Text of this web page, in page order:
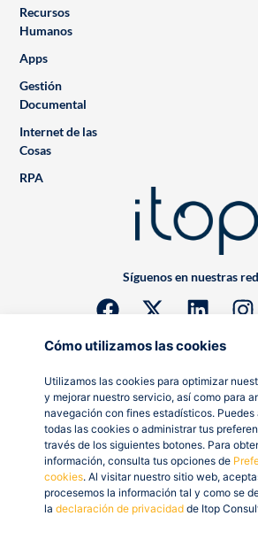
Cómo utilizamos las cookies
Utilizamos las cookies para optimizar
y mejorar nuestro servicio, así como para
navegación con fines estadísticos. Puedes
todas las cookies o administrar tus
través de los siguientes botones. Para
información, consulta tus opciones de
cookies. Al visitar nuestro sitio web,
procesemos la información tal y como se
la declaración de privacidad de Itop
Síguenos en nuestras
Recursos
Humanos
Apps
Gestión
Documental
Internet de las
Cosas
RPA